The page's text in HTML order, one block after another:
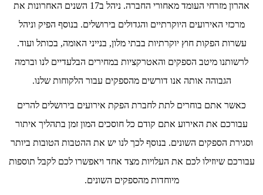
אהרון מזרחי העומד מאחורי החברה. ניהל ב17 השנים האחרונות את
מרכזי האירועים היוקרתיים והגדולים בירושלים. בנוסף הפיק וניהל
עשרות הפקות חוץ יוקרתיות בבתי מלון, בנייני האומה, בכותל ועוד.
לרשותנו מיטב הספקים והאטרקציות במחירים הבלעדיים לנו וברמה
הגבוהה אותה אנו דורשים מהספקים עבור הלקוחות שלנו.
כאשר אתם בוחרים לתת לחברת הפקת אירועים בירושלים להרים
עבורכם את האירוע אתם קודם כל חוסכים המון זמן בתהליך איתור
וסגירת הספקים השונים. בנוסף לכך לנו יש את ההטבות הטובות ביותר
עבורכם שיוזילו לכם את העלויות מצד אחד ויאפשרו לכם לקבל תוספות
מיוחדות מהספקים השונים.